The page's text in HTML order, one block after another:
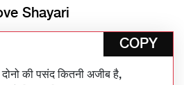
Shayari
COPY
की पसंद कितनी अजीब है,